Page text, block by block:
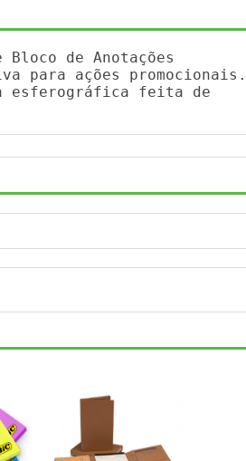
de Anotações
para ações promocionais.
esferográfica feita de